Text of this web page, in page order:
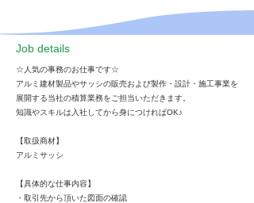
​Job details
☆人気の事務のお仕事です☆
アルミ建材製品やサッシの販売および製作・設計・施工事業を
展開する当社の積算業務をご担当いただきます。
知識やスキルは入社してから身につければOK♪
【取扱商材】
アルミサッシ
【具体的な仕事内容】
・取引先から頂いた図面の確認